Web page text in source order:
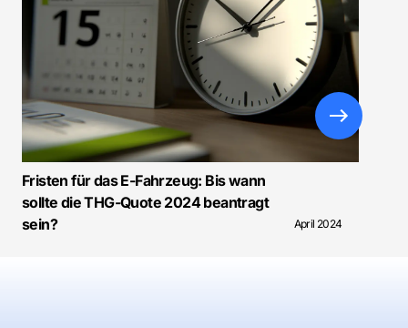
Fristen für das E-Fahrzeug: Bis wann
sollte die THG-Quote 2024 beantragt
sein?
April 2024